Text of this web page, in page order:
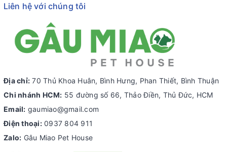
Liên hệ với chúng tôi
Địa chỉ: 70 Thủ Khoa Huân, Bình Hưng, Phan Thiết, Bình Thuận
Chi nhánh HCM: 55 đường số 66, Thảo Điền, Thủ Đức, HCM
Email: gaumiao@gmail.com
Điện thoại: 0937 804 911
Zalo: Gâu Miao Pet House